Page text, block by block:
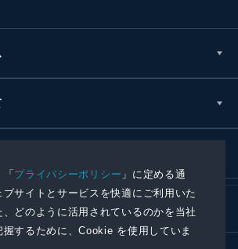
「プライバシーポリシー 」に定める通
ブサイトとサービスを快適にご利用いた
、どのように活用されているのかを当社
握するために、Cookie を使用していま